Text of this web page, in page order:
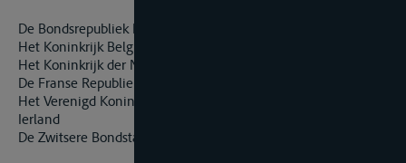
De Bondsrepubliek Duitsland
Het Koninkrijk België
Het Koninkrijk der Nederlanden
De Franse Republiek
Het Verenigd Koninkrijk van Groot-Brittannië en Noord-
Ierland
De Zwitsere Bondstaat